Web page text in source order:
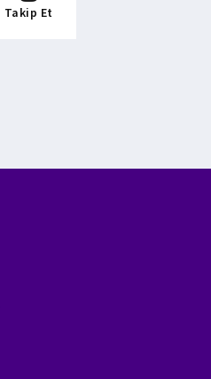
Takip Et